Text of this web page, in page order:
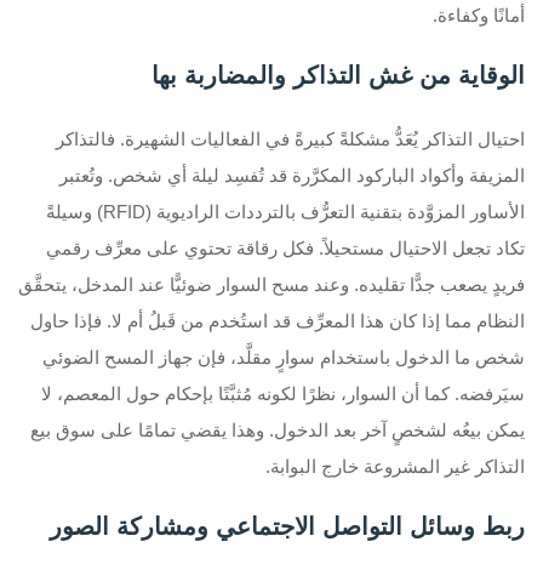
أمانًا وكفاءة.
الوقاية من غش التذاكر والمضاربة بها
احتيال التذاكر يُعَدُّ مشكلةً كبيرةً في الفعاليات الشهيرة. فالتذاكر
المزيفة وأكواد الباركود المكرَّرة قد تُفسِد ليلة أي شخص. وتُعتبر
الأساور المزوَّدة بتقنية التعرُّف بالترددات الراديوية (RFID) وسيلةً
تكاد تجعل الاحتيال مستحيلاً. فكل رقاقة تحتوي على معرِّف رقمي
فريدٍ يصعب جدًّا تقليده. وعند مسح السوار ضوئيًّا عند المدخل، يتحقَّق
النظام مما إذا كان هذا المعرِّف قد استُخدم من قَبلُ أم لا. فإذا حاول
شخص ما الدخول باستخدام سوارٍ مقلَّد، فإن جهاز المسح الضوئي
سيَرفضه. كما أن السوار، نظرًا لكونه مُثبَّتًا بإحكام حول المعصم، لا
يمكن بيعُه لشخصٍ آخر بعد الدخول. وهذا يقضي تمامًا على سوق بيع
التذاكر غير المشروعة خارج البوابة.
ربط وسائل التواصل الاجتماعي ومشاركة الصور